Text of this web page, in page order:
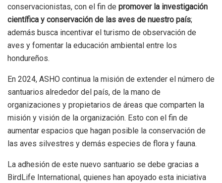
conservacionistas, con el fin de promover la investigación
científica y conservación de las aves de nuestro país;
además busca incentivar el turismo de observación de
aves y fomentar la educación ambiental entre los
hondureños.
En 2024, ASHO continua la misión de extender el número de
santuarios alrededor del país, de la mano de
organizaciones y propietarios de áreas que comparten la
misión y visión de la organización. Esto con el fin de
aumentar espacios que hagan posible la conservación de
las aves silvestres y demás especies de flora y fauna.
La adhesión de este nuevo santuario se debe gracias a
BirdLife International, quienes han apoyado esta iniciativa